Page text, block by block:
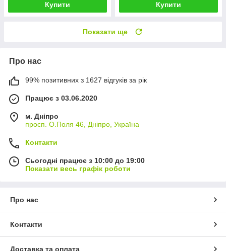
Купити Купити
Показати ще
Про нас
99% позитивних з 1627 відгуків за рік
Працює з 03.06.2020
м. Дніпро
просп. О.Поля 46, Дніпро, Україна
Контакти
Сьогодні працює з 10:00 до 19:00
Показати весь графік роботи
Про нас
Контакти
Доставка та оплата